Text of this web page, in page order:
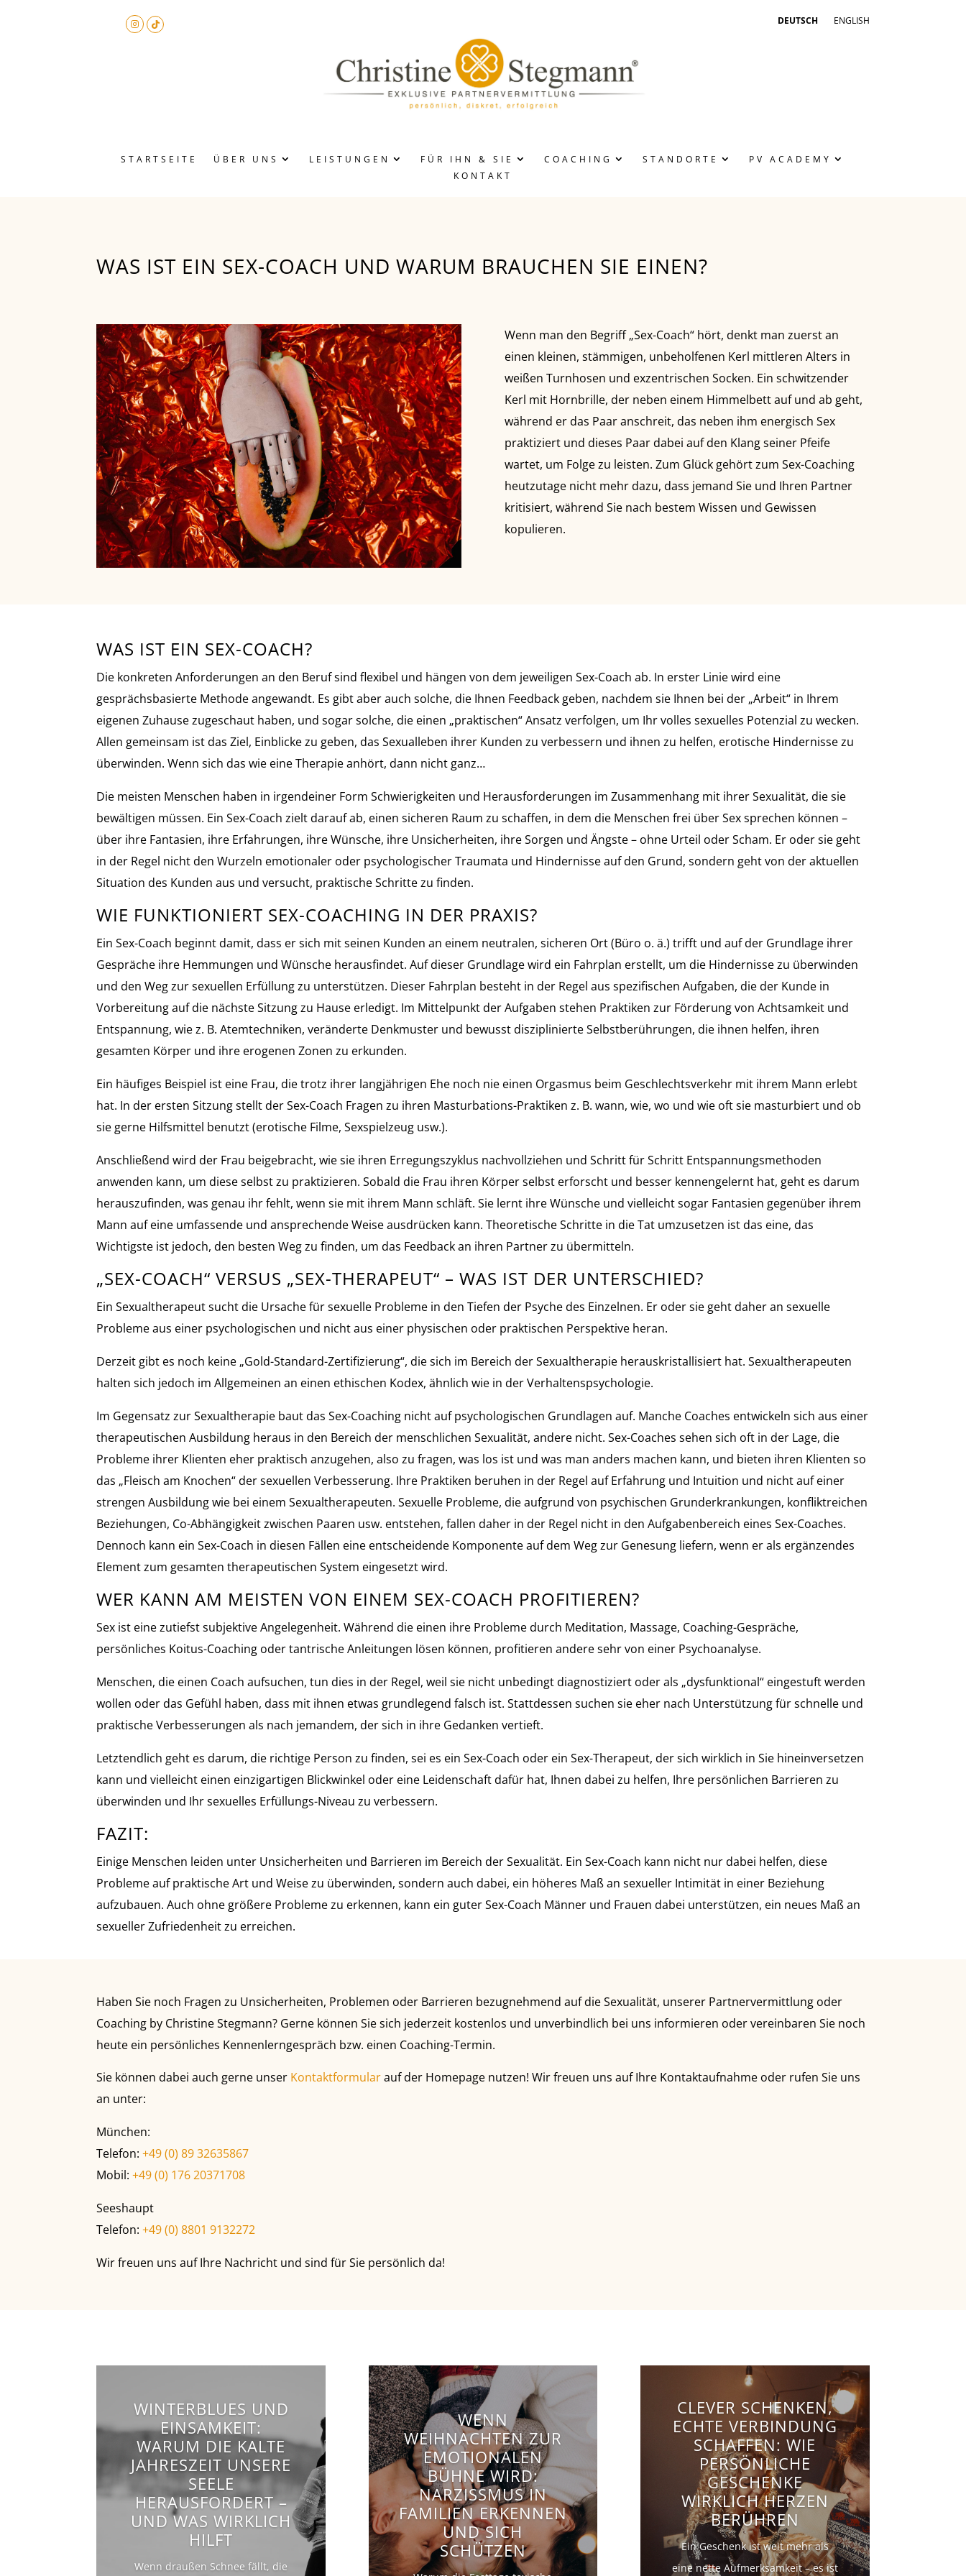
ENGLISH
DEUTSCH
STARTSEITE ÜBER UNS LEISTUNGEN FÜR IHN & SIE COACHING STANDORTE
PV ACADEMY
KONTAKT
WAS IST EIN SEX-COACH UND WARUM BRAUCHEN SIE EINEN?
Wenn man den Begriff „Sex-Coach“ hört, denkt man zuerst an
einen kleinen, stämmigen, unbeholfenen Kerl mittleren Alters in
weißen Turnhosen und exzentrischen Socken. Ein schwitzender
Kerl mit Hornbrille, der neben einem Himmelbett auf und ab geht,
während er das Paar anschreit, das neben ihm energisch Sex
praktiziert und dieses Paar dabei auf den Klang seiner Pfeife
wartet, um Folge zu leisten. Zum Glück gehört zum Sex-Coaching
heutzutage nicht mehr dazu, dass jemand Sie und Ihren Partner
kritisiert, während Sie nach bestem Wissen und Gewissen
kopulieren.
WAS IST EIN SEX-COACH?
Die konkreten Anforderungen an den Beruf sind flexibel und hängen von dem jeweiligen Sex-Coach ab. In erster Linie wird eine
gesprächsbasierte Methode angewandt. Es gibt aber auch solche, die Ihnen Feedback geben, nachdem sie Ihnen bei der „Arbeit“ in Ihrem
eigenen Zuhause zugeschaut haben, und sogar solche, die einen „praktischen“ Ansatz verfolgen, um Ihr volles sexuelles Potenzial zu wecken.
Allen gemeinsam ist das Ziel, Einblicke zu geben, das Sexualleben ihrer Kunden zu verbessern und ihnen zu helfen, erotische Hindernisse zu
überwinden. Wenn sich das wie eine Therapie anhört, dann nicht ganz…
Die meisten Menschen haben in irgendeiner Form Schwierigkeiten und Herausforderungen im Zusammenhang mit ihrer Sexualität, die sie
bewältigen müssen. Ein Sex-Coach zielt darauf ab, einen sicheren Raum zu schaffen, in dem die Menschen frei über Sex sprechen können –
über ihre Fantasien, ihre Erfahrungen, ihre Wünsche, ihre Unsicherheiten, ihre Sorgen und Ängste – ohne Urteil oder Scham. Er oder sie geht
in der Regel nicht den Wurzeln emotionaler oder psychologischer Traumata und Hindernisse auf den Grund, sondern geht von der aktuellen
Situation des Kunden aus und versucht, praktische Schritte zu finden.
WIE FUNKTIONIERT SEX-COACHING IN DER PRAXIS?
Ein Sex-Coach beginnt damit, dass er sich mit seinen Kunden an einem neutralen, sicheren Ort (Büro o. ä.) trifft und auf der Grundlage ihrer
Gespräche ihre Hemmungen und Wünsche herausfindet. Auf dieser Grundlage wird ein Fahrplan erstellt, um die Hindernisse zu überwinden
und den Weg zur sexuellen Erfüllung zu unterstützen. Dieser Fahrplan besteht in der Regel aus spezifischen Aufgaben, die der Kunde in
Vorbereitung auf die nächste Sitzung zu Hause erledigt. Im Mittelpunkt der Aufgaben stehen Praktiken zur Förderung von Achtsamkeit und
Entspannung, wie z. B. Atemtechniken, veränderte Denkmuster und bewusst disziplinierte Selbstberührungen, die ihnen helfen, ihren
gesamten Körper und ihre erogenen Zonen zu erkunden.
Ein häufiges Beispiel ist eine Frau, die trotz ihrer langjährigen Ehe noch nie einen Orgasmus beim Geschlechtsverkehr mit ihrem Mann erlebt
hat. In der ersten Sitzung stellt der Sex-Coach Fragen zu ihren Masturbations-Praktiken z. B. wann, wie, wo und wie oft sie masturbiert und ob
sie gerne Hilfsmittel benutzt (erotische Filme, Sexspielzeug usw.).
Anschließend wird der Frau beigebracht, wie sie ihren Erregungszyklus nachvollziehen und Schritt für Schritt Entspannungsmethoden
anwenden kann, um diese selbst zu praktizieren. Sobald die Frau ihren Körper selbst erforscht und besser kennengelernt hat, geht es darum
herauszufinden, was genau ihr fehlt, wenn sie mit ihrem Mann schläft. Sie lernt ihre Wünsche und vielleicht sogar Fantasien gegenüber ihrem
Mann auf eine umfassende und ansprechende Weise ausdrücken kann. Theoretische Schritte in die Tat umzusetzen ist das eine, das
Wichtigste ist jedoch, den besten Weg zu finden, um das Feedback an ihren Partner zu übermitteln.
„SEX-COACH“ VERSUS „SEX-THERAPEUT“ – WAS IST DER UNTERSCHIED?
Ein Sexualtherapeut sucht die Ursache für sexuelle Probleme in den Tiefen der Psyche des Einzelnen. Er oder sie geht daher an sexuelle
Probleme aus einer psychologischen und nicht aus einer physischen oder praktischen Perspektive heran.
Derzeit gibt es noch keine „Gold-Standard-Zertifizierung“, die sich im Bereich der Sexualtherapie herauskristallisiert hat. Sexualtherapeuten
halten sich jedoch im Allgemeinen an einen ethischen Kodex, ähnlich wie in der Verhaltenspsychologie.
Im Gegensatz zur Sexualtherapie baut das Sex-Coaching nicht auf psychologischen Grundlagen auf. Manche Coaches entwickeln sich aus einer
therapeutischen Ausbildung heraus in den Bereich der menschlichen Sexualität, andere nicht. Sex-Coaches sehen sich oft in der Lage, die
Probleme ihrer Klienten eher praktisch anzugehen, also zu fragen, was los ist und was man anders machen kann, und bieten ihren Klienten so
das „Fleisch am Knochen“ der sexuellen Verbesserung. Ihre Praktiken beruhen in der Regel auf Erfahrung und Intuition und nicht auf einer
strengen Ausbildung wie bei einem Sexualtherapeuten. Sexuelle Probleme, die aufgrund von psychischen Grunderkrankungen, konfliktreichen
Beziehungen, Co-Abhängigkeit zwischen Paaren usw. entstehen, fallen daher in der Regel nicht in den Aufgabenbereich eines Sex-Coaches.
Dennoch kann ein Sex-Coach in diesen Fällen eine entscheidende Komponente auf dem Weg zur Genesung liefern, wenn er als ergänzendes
Element zum gesamten therapeutischen System eingesetzt wird.
WER KANN AM MEISTEN VON EINEM SEX-COACH PROFITIEREN?
Sex ist eine zutiefst subjektive Angelegenheit. Während die einen ihre Probleme durch Meditation, Massage, Coaching-Gespräche,
persönliches Koitus-Coaching oder tantrische Anleitungen lösen können, profitieren andere sehr von einer Psychoanalyse.
Menschen, die einen Coach aufsuchen, tun dies in der Regel, weil sie nicht unbedingt diagnostiziert oder als „dysfunktional“ eingestuft werden
wollen oder das Gefühl haben, dass mit ihnen etwas grundlegend falsch ist. Stattdessen suchen sie eher nach Unterstützung für schnelle und
praktische Verbesserungen als nach jemandem, der sich in ihre Gedanken vertieft.
Letztendlich geht es darum, die richtige Person zu finden, sei es ein Sex-Coach oder ein Sex-Therapeut, der sich wirklich in Sie hineinversetzen
kann und vielleicht einen einzigartigen Blickwinkel oder eine Leidenschaft dafür hat, Ihnen dabei zu helfen, Ihre persönlichen Barrieren zu
überwinden und Ihr sexuelles Erfüllungs-Niveau zu verbessern.
FAZIT:
Einige Menschen leiden unter Unsicherheiten und Barrieren im Bereich der Sexualität. Ein Sex-Coach kann nicht nur dabei helfen, diese
Probleme auf praktische Art und Weise zu überwinden, sondern auch dabei, ein höheres Maß an sexueller Intimität in einer Beziehung
aufzubauen. Auch ohne größere Probleme zu erkennen, kann ein guter Sex-Coach Männer und Frauen dabei unterstützen, ein neues Maß an
sexueller Zufriedenheit zu erreichen.
Haben Sie noch Fragen zu Unsicherheiten, Problemen oder Barrieren bezugnehmend auf die Sexualität, unserer Partnervermittlung oder
Coaching by Christine Stegmann? Gerne können Sie sich jederzeit kostenlos und unverbindlich bei uns informieren oder vereinbaren Sie noch
heute ein persönliches Kennenlerngespräch bzw. einen Coaching-Termin.
Sie können dabei auch gerne unser Kontaktformularauf der Homepage nutzen! Wir freuen uns auf Ihre Kontaktaufnahme oder rufen Sie uns
an unter:
München:
Telefon:+49 (0) 89 32635867
Mobil:+49 (0) 176 20371708
Seeshaupt
Telefon:+49 (0) 8801 9132272
Wir freuen uns auf Ihre Nachricht und sind für Sie persönlich da!
WINTERBLUES UND
EINSAMKEIT:
WARUM DIE KALTE
JAHRESZEIT UNSERE
SEELE
HERAUSFORDERT –
UND WAS WIRKLICH
HILFT
Wenn draußen Schnee fällt, die
WENN
WEIHNACHTEN ZUR
EMOTIONALEN
BÜHNE WIRD:
NARZISSMUS IN
FAMILIEN ERKENNEN
UND SICH
SCHÜTZEN
CLEVER SCHENKEN,
ECHTE VERBINDUNG
SCHAFFEN: WIE
PERSÖNLICHE
GESCHENKE
WIRKLICH HERZEN
BERÜHREN
Ein Geschenk ist weit mehr als
eine nette Aufmerksamkeit – es ist